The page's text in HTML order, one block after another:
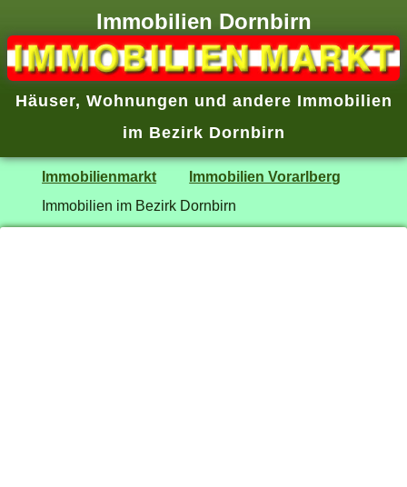
Immobilien Dornbirn
Häuser, Wohnungen und andere Immobilien
im Bezirk Dornbirn
Immobilienmarkt
Immobilien Vorarlberg
Immobilien im Bezirk Dornbirn